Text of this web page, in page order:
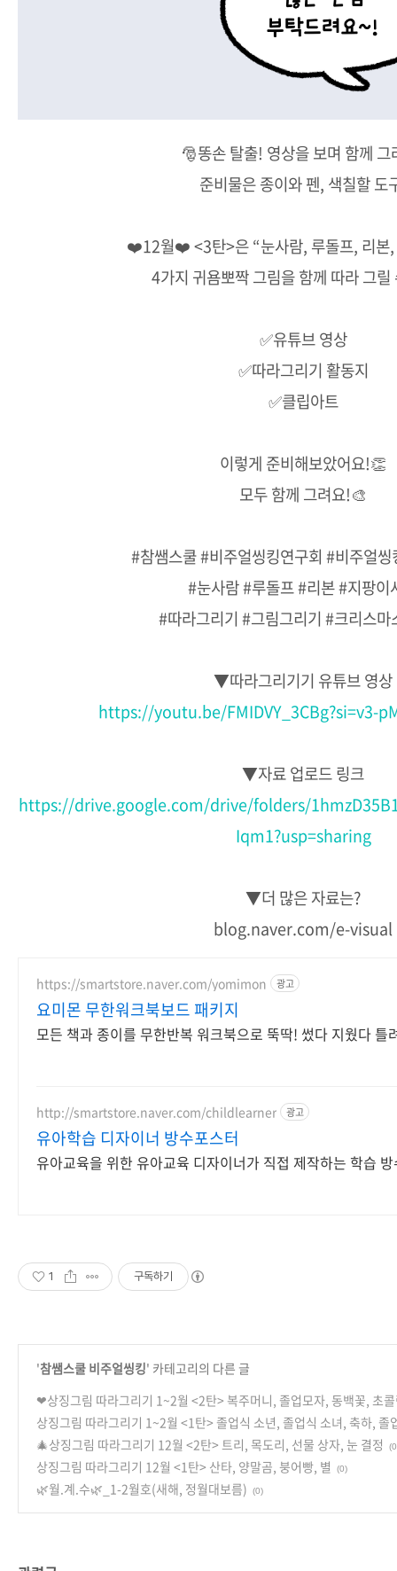
🎅똥손 탈출! 영상을 보며 함께 그
준비물은 종이와 펜, 색칠할 도
❤️12월❤️ <3탄>은 “눈사람, 루돌프, 리본,
4가지 귀욤뽀짝 그림을 함께 따라 그릴
✅유튜브 영상
✅따라그리기 활동지
✅클립아트
이렇게 준비해보았어요!👏
모두 함께 그려요!🎨
#참쌤스쿨 #비주얼씽킹연구회 #비주얼
#눈사람 #루돌프 #리본 #지팡이
#따라그리기 #그림그리기 #크리스마
▼따라그리기기 유튜브 영상
https://youtu.be/FMIDVY_3CBg?si=v3-
▼자료 업로드 링크
https://drive.google.com/drive/folders/
Iqm1?usp=sharing
▼더 많은 자료는?
blog.naver.com/e-visual
https://smartstore.naver.com/yomimon 광고
요미몬 무한워크북보드 패키지
모든 책과 종이를 무한반복 워크북으로 뚝딱! 썼다 지웠다 틀
http://smartstore.naver.com/childlearner 광고
유아학습 디자이너 방수포스터
유아교육을 위한 유아교육 디자이너가 직접 제작하는 학습
1 구독하기
'참쌤스쿨 비주얼씽킹' 카테고리의 다른 글
❤상징그림 따라그리기 1~2월 <2탄> 복주머니, 졸업모자, 동백꽃, 초
상징그림 따라그리기 1~2월 <1탄> 졸업식 소년, 졸업식 소녀, 축하, 졸
🎄상징그림 따라그리기 12월 <2탄> 트리, 목도리, 선물 상자, 눈 결정
상징그림 따라그리기 12월 <1탄> 산타, 양말곰, 붕어빵, 별 (0)
🌿월.계.수🌿_1-2월호(새해, 정월대보름) (0)